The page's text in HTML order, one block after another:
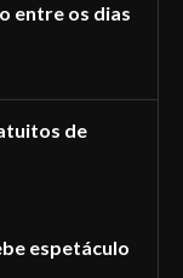
entre os dias
de
espetáculo